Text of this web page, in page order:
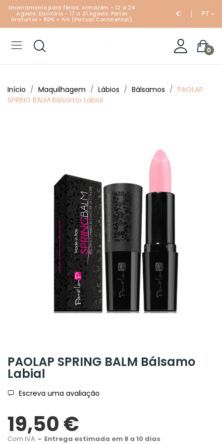
Encerramento para férias: Armazém - 12 a 24
Agosto; Escritório - 17 a 21 Agosto. Portes
Gratuitos > 80€ + IVA (Portual Continental).
€ PT
0
Início Maquilhagem Lábios Bálsamos
PAOLAP
SPRING BALM Bálsamo Labial
PAOLAP SPRING BALM Bálsamo
Labial
Escreva uma avaliação
19,50 €
Com IVA Entrega estimada em 8 a 10 dias